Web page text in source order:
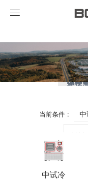
永利总站·(中国
药品
生物
灭菌
培养
干燥
净化
摇床/
水浴/
当前条件： 中
中试冷